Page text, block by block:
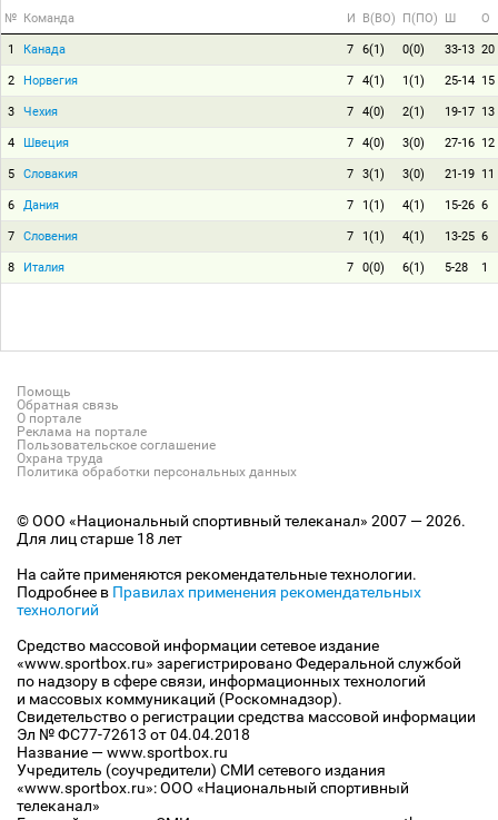
№ Команда И В(ВО) П(ПО) Ш О
1 Канада 7 6(1) 0(0) 33-13 20
2 Норвегия 7 4(1) 1(1) 25-14 15
3 Чехия 7 4(0) 2(1) 19-17 13
4 Швеция 7 4(0) 3(0) 27-16 12
5 Словакия 7 3(1) 3(0) 21-19 11
6 Дания 7 1(1) 4(1) 15-26 6
7 Словения 7 1(1) 4(1) 13-25 6
8 Италия 7 0(0) 6(1) 5-28 1
Помощь
Обратная связь
О портале
Реклама на портале
Пользовательское соглашение
Охрана труда
Политика обработки персональных данных
© ООО «Национальный спортивный телеканал» 2007 — 2026.
Для лиц старше 18 лет
На сайте применяются рекомендательные технологии.
Подробнее в Правилах применения рекомендательных
технологий
Средство массовой информации сетевое издание
«www.sportbox.ru» зарегистрировано Федеральной службой
по надзору в сфере связи, информационных технологий
и массовых коммуникаций (Роскомнадзор).
Свидетельство о регистрации средства массовой информации
Эл № ФС77-72613 от 04.04.2018
Название — www.sportbox.ru
Учредитель (соучредители) СМИ сетевого издания
«www.sportbox.ru»: ООО «Национальный спортивный
телеканал»